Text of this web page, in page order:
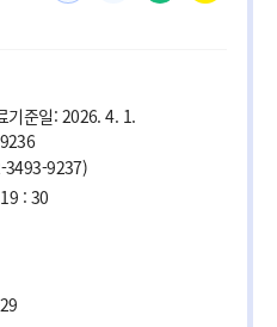
기준일: 2026. 4. 1.
3493-9237)
: 30